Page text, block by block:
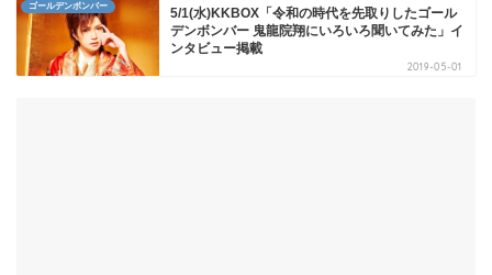
ゴールデンボンバー
5/1(水)KKBOX「令和の時代を先取りしたゴール
デンボンバー 鬼龍院翔にいろいろ聞いてみた」イ
ンタビュー掲載
2019-05-01